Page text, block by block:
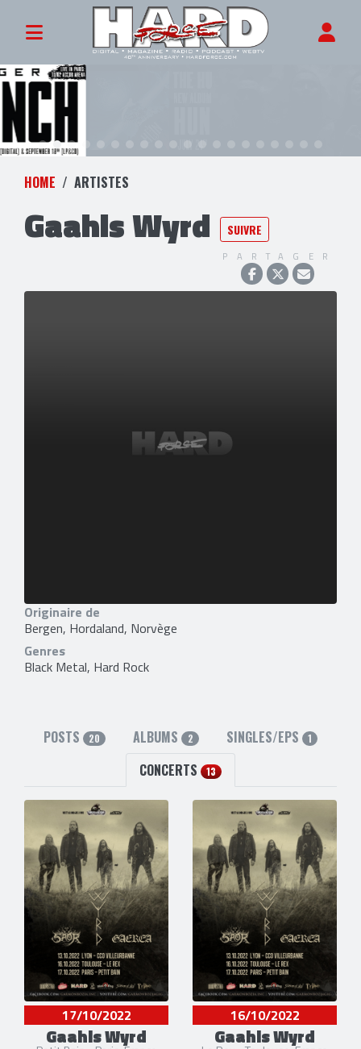
HOME ARTISTES
Gaahls Wyrd SUIVRE
PARTAGER
Originaire de
Bergen, Hordaland, Norvège
Genres
Black Metal, Hard Rock
POSTS 20 ALBUMS 2 SINGLES/EPS 1
CONCERTS 13
17/10/2022
Gaahls Wyrd
16/10/2022
Gaahls Wyrd